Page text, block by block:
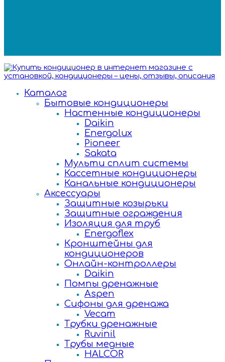
Каталог
Бытовые кондиционеры
Настенные кондиционеры
Daikin
Energolux
Pioneer
Sakata
Мульти сплит системы
Кассетные кондиционеры
Канальные кондиционеры
Аксессуары
Защитные козырьки
Защитные ограждения
Изоляция для труб
Energoflex
Кронштейны для
кондиционеров
Онлайн-контроллеры
Daikin
Помпы дренажные
Aspen
Сифоны для дренажа
Vecam
Трубки дренажные
Ruvinil
Трубы медные
HALCOR